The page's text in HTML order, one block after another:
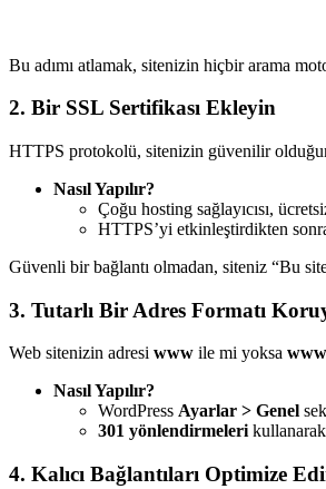
Bu adımı atlamak, sitenizin hiçbir arama
2. Bir SSL Sertifikası Ekleyin
HTTPS protokolü, sitenizin güvenilir
Nasıl Yapılır?
Çoğu hosting sağlayıcısı,
HTTPS’yi etkinleştirdikten
Güvenli bir bağlantı olmadan, siteniz “Bu
3. Tutarlı Bir Adres Formatı
Web sitenizin adresi www ile mi yoksa
Nasıl Yapılır?
WordPress Ayarlar > Genel
301 yönlendirmeleri
4. Kalıcı Bağlantıları Optimize